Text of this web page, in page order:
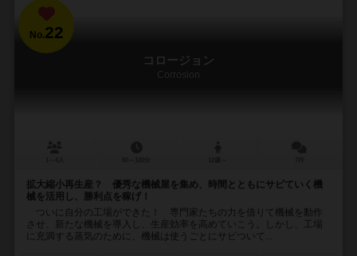
No.22
コロージョン
Corrosion
拡大縮小再生産？ 優秀な機械屋を集め、時間とともにサビていく機
械を活用し、勝利点を稼げ！
ついに自分の工場ができた！ 専門家たちの力を借りて機械を動作
させ、新たな機械を導入し、生産効率を高めていこう。しかし、工場
に充満する蒸気のために、機械は使うごとにサビついて...